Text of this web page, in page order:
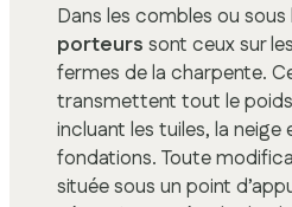
Dans les combles ou
porteurs sont ceux sur
fermes de la charpente.
transmettent tout le
incluant les tuiles, la neige
fondations. Toute
située sous un point